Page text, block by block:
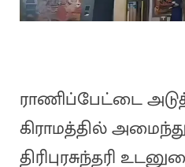
ராணிப்பேட்டை
கிராமத்தில்
திரிபுரசுந்தரி